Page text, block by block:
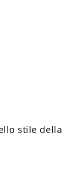
stile della